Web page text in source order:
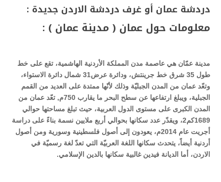
دردشة عمان أو غرف دردشة الاردن جديدة :
معلومات حول عمان ( مدينة عمان ) :
مدينة عمّان هي عاصمة مدن المملكة الأردنية الهاشمية، تقع على خط
طول 35 شرق خط جرينتش، ودائرة عرض31 شمال دائرة الاستواء،
وتعّد عمان من المدن الجبليّة وذلك لأنّها ممتدة على العديد من القمم
الجبلية، ويبلغ ارتفاعها عن سطح البحر ما يقارب 750م, تعّد عمان من
المدن الكبرى على مستوى الدول العربية، حيث تبلغ مساحتها حوالي
1689كم2، ويقدّر عدد سكانها بحوالي أربع ملايين نسمة بناءً على دراسة
أجريت عام 2014م، يعودون إلى أصول فلسطينية وسورية ومن أصول
أردنية أيضاً، يتحدث سكانها اللغة العربيّة التي تعدّ لغة رسميّة في
الاردن، أما الديانة فيدين غالبية سكانها بالدين الإسلامي.